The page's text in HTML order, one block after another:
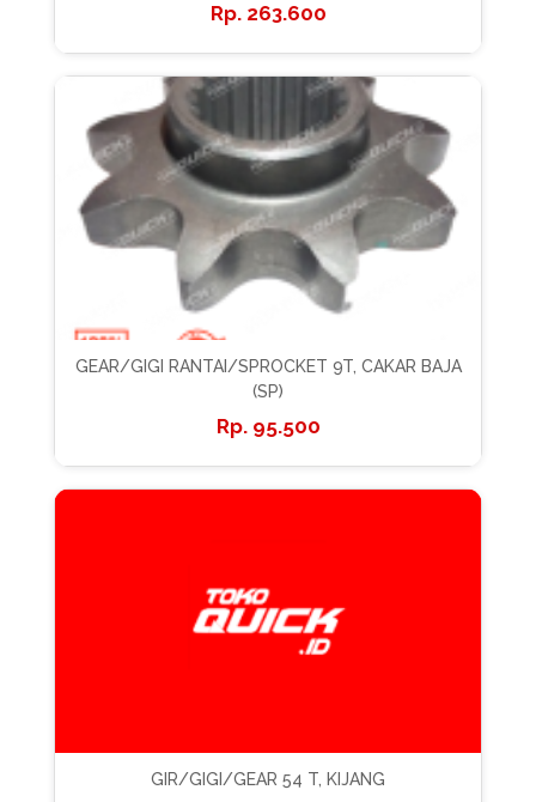
263.600
GEAR/GIGI RANTAI/SPROCKET 9T, CAKAR BAJA
(SP)
95.500
GIR/GIGI/GEAR 54 T, KIJANG